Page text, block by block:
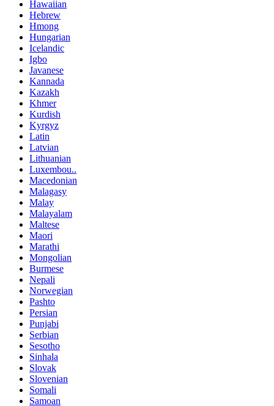
Hawaiian
Hebrew
Hmong
Hungarian
Icelandic
Igbo
Javanese
Kannada
Kazakh
Khmer
Kurdish
Kyrgyz
Latin
Latvian
Lithuanian
Luxembou..
Macedonian
Malagasy
Malay
Malayalam
Maltese
Maori
Marathi
Mongolian
Burmese
Nepali
Norwegian
Pashto
Persian
Punjabi
Serbian
Sesotho
Sinhala
Slovak
Slovenian
Somali
Samoan